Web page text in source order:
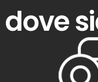
dove